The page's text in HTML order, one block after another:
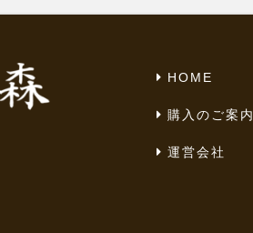
HOME
購入のご案内
運営会社